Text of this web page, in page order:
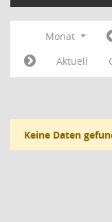
Monat
Aktuell
Keine Daten